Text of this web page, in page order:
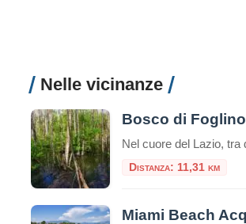
Nelle vicinanze
Bosco di Foglino
Distanza: 11,31 km